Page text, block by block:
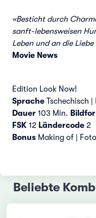
«Besticht durch
sanft-lebensweisen
Leben und an die
Movie News
Edition Look Now!
Sprache Tschechisch |
Dauer 103 Min.
FSK 12 Ländercode 2
Bonus Making of |
Beliebte